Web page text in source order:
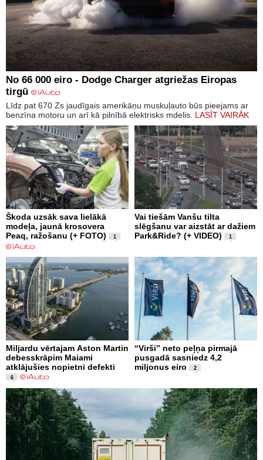
No 66 000 eiro - Dodge Charger atgriežas Eiropas
tirgū
Līdz pat 670 Zs jaudīgais amerikāņu muskuļauto būs pieejams ar
benzīna motoru un arī kā pilnībā elektrisks mdelis. LASĪT VAIRĀK
Škoda uzsāk sava lielākā
modeļa, jaunā krosovera
Peaq, ražošanu (+ FOTO)
1
Vai tiešām Vanšu tilta
slēgšanu var aizstāt ar dažiem
Park&Ride? (+ VIDEO)
1
Miljardu vērtajam Aston Martin
debesskrāpim Maiami
atklājušies nopietni defekti
6
“Virši” neto peļņa pirmajā
pusgadā sasniedz 4,2
miljonus eiro
2